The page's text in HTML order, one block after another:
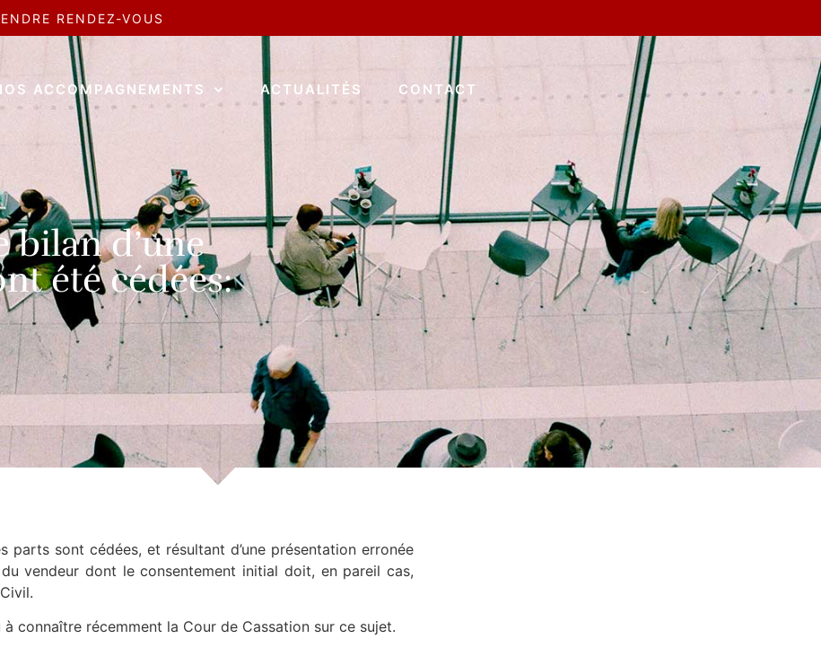
RENDEZ-VOUS
ACCOMPAGNEMENTS ACTUALITÉS CONTACT
bilan d’une
été cédées:
parts sont cédées, et résultant d’une présentation erronée
vendeur dont le consentement initial doit, en pareil cas,
connaître récemment la Cour de Cassation sur ce sujet.